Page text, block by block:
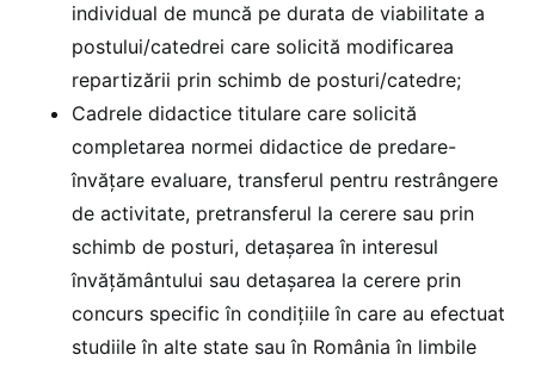
individual de muncă pe durata de viabilitate a
postului/catedrei care solicită modificarea
repartizării prin schimb de posturi/catedre;
Cadrele didactice titulare care solicită
completarea normei didactice de predare-
învățare evaluare, transferul pentru restrângere
de activitate, pretransferul la cerere sau prin
schimb de posturi, detașarea în interesul
învățământului sau detașarea la cerere prin
concurs specific în condițiile în care au efectuat
studiile în alte state sau în România în limbile